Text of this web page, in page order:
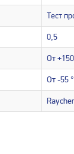
Тест
0,5
От
От -55